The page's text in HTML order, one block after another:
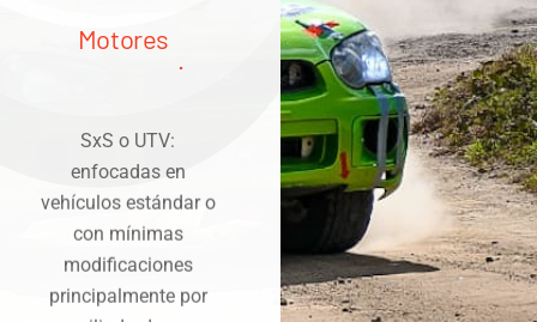
Motores
SxS o UTV:
enfocadas en
vehículos estándar o
con mínimas
modificaciones
principalmente por
cilindrada y